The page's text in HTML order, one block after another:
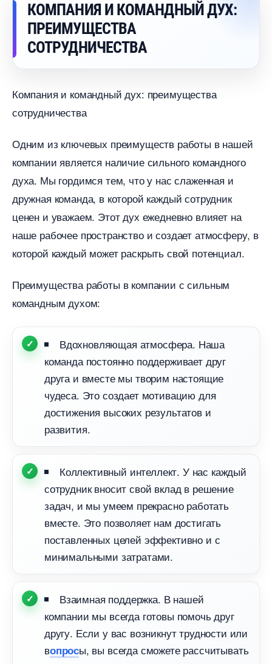
КОМПАНИЯ И КОМАНДНЫЙ ДУХ:
ПРЕИМУЩЕСТВА
СОТРУДНИЧЕСТВА
Компания и командный дух: преимущества
сотрудничества
Одним из ключевых преимуществ работы в нашей
компании является наличие сильного командного
духа. Мы гордимся тем, что у нас слаженная и
дружная команда, в которой каждый сотрудник
ценен и уважаем. Этот дух ежедневно влияет на
наше рабочее пространство и создает атмосферу,
которой каждый может раскрыть свой потенциал.
Преимущества работы в компании с сильным
командным духом:
дохновляющая атмосфера. Наша
команда постоянно поддерживает дру
друга и вместе мы творим настоящие
чудеса. Это создает мотивацию для
достижения высоких результатов и
развития.
Коллективный интеллект. У нас каждый
сотрудник вносит свой вклад в решение
задач, и мы умеем прекрасно работать
месте. Это позволяет нам достигать
поставленных целей эффективно и с
минимальными затратами.
заимная поддержка. В нашей
компании мы всегда готовы помочь дру
другу. Если у вас возникнут трудности или
опросы, вы всегда сможете рассчитывать